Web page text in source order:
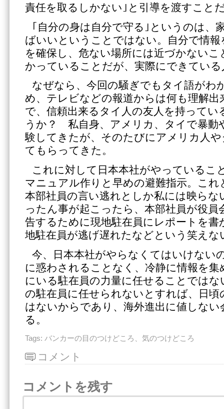
責任を取るしかない｣と引導を渡すこと
｢自分の身は自分で守る｣というのは、
ばいいということではない。自分で情報
を確保し、危ない場所には近づかない
かっていることだが、実際にできてい
なぜなら、今回の騒ぎでもタイ語がわ
め、テレビなどの報道からは何も理解出
で、信頼出来るタイ人の友人を持ってい
うか？ 私自身、アメリカ、タイで暴動
験してきたが、そのたびにアメリカ人
てもらってきた。
これに対して日本本社がやっているこ
マニュアル作りと早めの避難指示。これ
本部社員の言い逃れとしか私には映らな
ったん事が起こったら、本部社員が役員
告するために現地駐在員にレポートを書
地駐在員が逃げ遅れたなどという笑えな
今、日本本社がやらなくてはいけない
に惑わされることなく、冷静に情報を
にいる駐在員の力量に任せることでは
の駐在員に任せられないとすれば、日頃
はないからであり、海外進出に値しな
る。
Tags: バンカーの目のつけどころ、気のつけどころ
コメント
コメントを残す